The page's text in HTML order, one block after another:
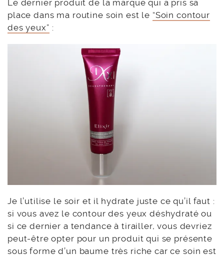
Le dernier produit de la marque qui a pris sa
place dans ma routine soin est le “Soin contour
des yeux” :
Je l’utilise le soir et il hydrate juste ce qu’il faut :
si vous avez le contour des yeux déshydraté ou
si ce dernier a tendance à tirailler, vous devriez
peut-être opter pour un produit qui se présente
sous forme d’un baume très riche car ce soin est